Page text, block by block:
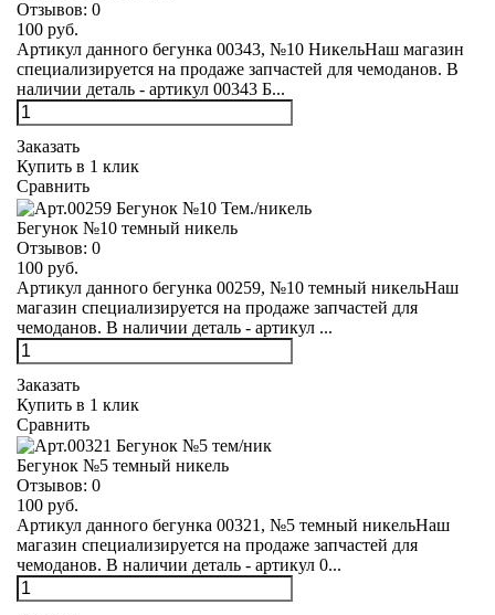
Отзывов: 0
100 руб.
Артикул данного бегунка 00343, №10 НикельНаш магазин
специализируется на продаже запчастей для чемоданов. В
наличии деталь - артикул 00343 Б...
Заказать
Купить в 1 клик
Сравнить
Бегунок №10 темный никель
Отзывов: 0
100 руб.
Артикул данного бегунка 00259, №10 темный никельНаш
магазин специализируется на продаже запчастей для
чемоданов. В наличии деталь - артикул ...
Заказать
Купить в 1 клик
Сравнить
Бегунок №5 темный никель
Отзывов: 0
100 руб.
Артикул данного бегунка 00321, №5 темный никельНаш
магазин специализируется на продаже запчастей для
чемоданов. В наличии деталь - артикул 0...